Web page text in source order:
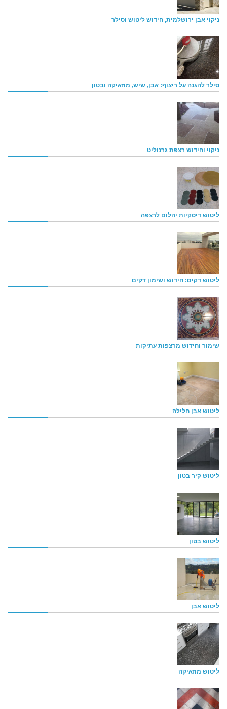
ניקוי אבן ירושלמית, חידוש ליטוש וסילר
סילר להגנה על ריצוף: אבן, שיש, מוזאיקה ובטון
ניקוי וחידוש רצפת גרנוליט
ליטוש דיסקיות יהלום לרצפה
ליטוש דקים: חידוש ושימון דקים
שימור וחידוש מרצפות עתיקות
ליטוש אבן חלילה
ליטוש קיר בטון
ליטוש בטון
ליטוש אבן
ליטוש מוזאיקה